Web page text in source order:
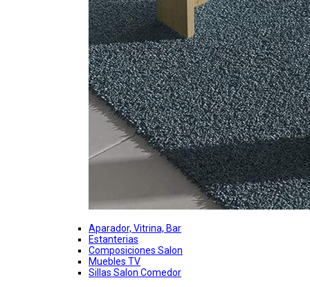
Aparador, Vitrina, Bar
Estanterias
Composiciones Salon
Muebles TV
Sillas Salon Comedor